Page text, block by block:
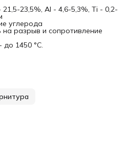
21,5-23,5%, Al - 4,6-5,3%, Ti - 0,2-
углерода
разрыв и сопротивление
1450 °С.